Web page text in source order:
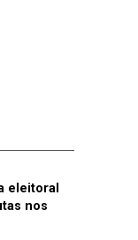
eleitoral
nos